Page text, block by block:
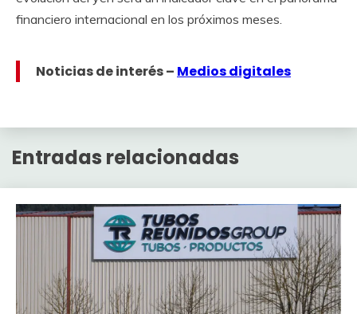
financiero internacional en los próximos meses.
Noticias de interés – Medios digitales
Entradas relacionadas